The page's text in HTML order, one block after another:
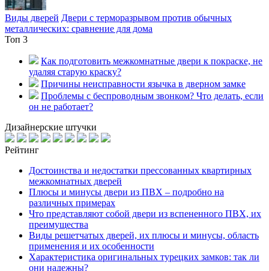
Виды дверей Двери с терморазрывом против обычных
металлических: сравнение для дома
Топ 3
Как подготовить межкомнатные двери к покраске, не
удаляя старую краску?
Причины неисправности язычка в дверном замке
Проблемы с беспроводным звонком? Что делать, если
он не работает?
Дизайнерские штучки
Рейтинг
Достоинства и недостатки прессованных квартирных
межкомнатных дверей
Плюсы и минусы двери из ПВХ – подробно на
различных примерах
Что представляют собой двери из вспененного ПВХ, их
преимущества
Виды решетчатых дверей, их плюсы и минусы, область
применения и их особенности
Характеристика оригинальных турецких замков: так ли
они надежны?